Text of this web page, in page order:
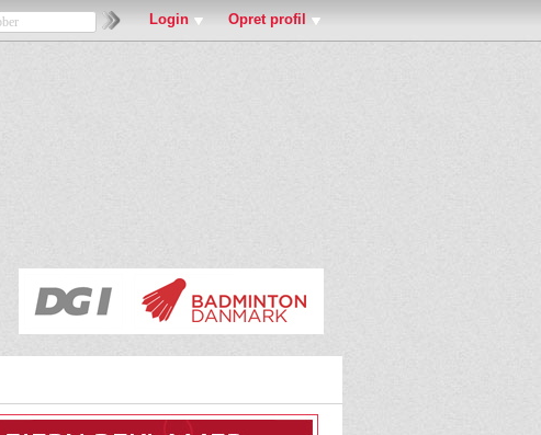
Login Opret profil